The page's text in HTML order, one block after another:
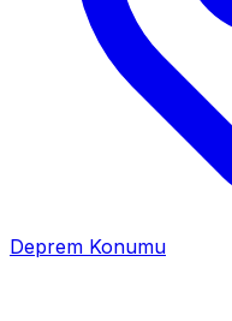
Deprem Konumu